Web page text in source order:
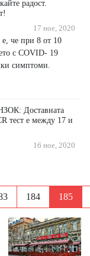
радост.
17 ное, 2020
че при 8 от 10
с COVID- 19
симптоми.
Доставната
тест e между 17 и
16 ное, 2020
184 185